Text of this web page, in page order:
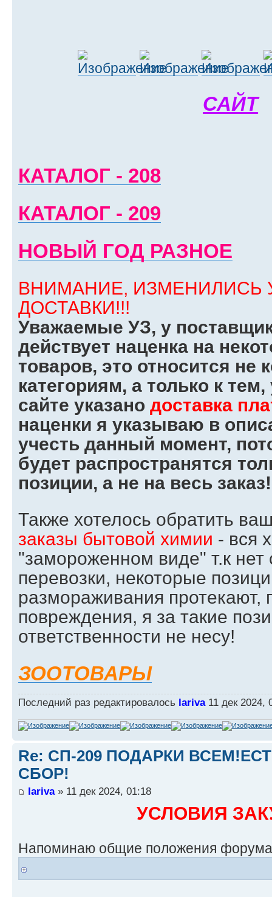
САЙТ
КАТАЛОГ - 208
КАТАЛОГ - 209
НОВЫЙ ГОД РАЗНОЕ
ВНИМАНИЕ, ИЗМЕНИЛИСЬ
ДОСТАВКИ!!!
Уважаемые УЗ, у
действует наценка на
товаров, это относится не
категориям, а только к
сайте указано доставка
наценки я указываю в
учесть данный момент,
будет распространятся
позиции, а не на весь заказ!
Также хотелось обратить
заказы бытовой химии - вся
"замороженном виде" т.к нет
перевозки, некоторые
размораживания протекают,
повреждения, я за такие
ответственности не несу!
ЗООТОВАРЫ
Последний раз редактировалось lariva11 дек 2024,
Re: СП-209 ПОДАРКИ
СБОР!
lariva» 11 дек 2024, 01:18
УСЛОВИЯ
Напоминаю общие положения